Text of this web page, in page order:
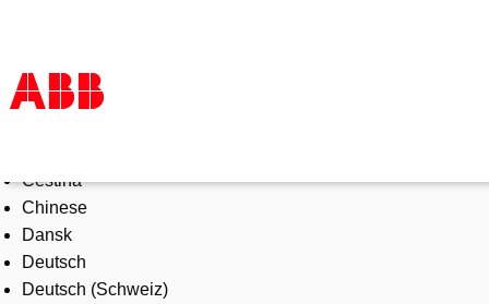
Products & Solutions
Industries
Services
About us
Where to buy
Čeština
Chinese
Dansk
Deutsch
Deutsch (Schweiz)